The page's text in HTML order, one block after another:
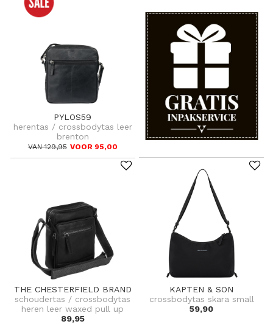
PYLOS59
herentas / crossbodytas leer
brenton
VAN 129,95 VOOR 95,00
THE CHESTERFIELD BRAND
schoudertas / crossbodytas
heren leer waxed pull up
89,95
KAPTEN & SON
crossbodytas skara small
59,90